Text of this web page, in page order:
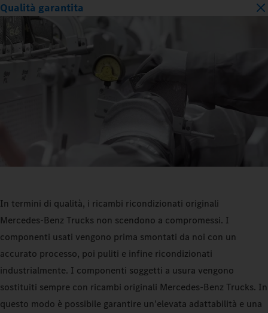
Qualità garantita
In termini di qualità, i ricambi ricondizionati originali
Mercedes‑Benz Trucks non scendono a compromessi. I
componenti usati vengono prima smontati da noi con un
accurato processo, poi puliti e infine ricondizionati
industrialmente. I componenti soggetti a usura vengono
sostituiti sempre con ricambi originali Mercedes‑Benz Trucks. In
questo modo è possibile garantire un'elevata adattabilità e una